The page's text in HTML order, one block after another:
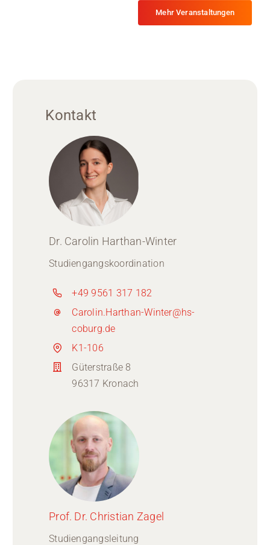
Mehr Veranstaltungen
Kontakt
Dr. Carolin Harthan-Winter
Studiengangskoordination
+49 9561 317 182
Carolin.Harthan-Winter@hs-
coburg.de
K1-106
Güterstraße 8
96317 Kronach
Prof. Dr. Christian Zagel
Studiengangsleitung